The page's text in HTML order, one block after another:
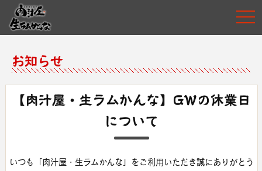
お知らせ
【肉汁屋・生ラムかんな】GWの休業日
について
いつも「肉汁屋・生ラムかんな」をご利用いただき誠にありがとう